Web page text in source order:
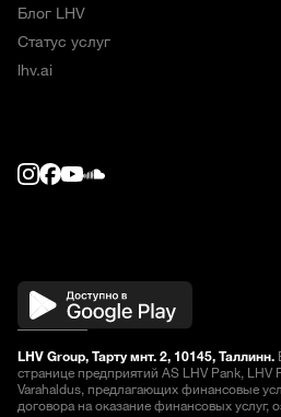
Блог LHV
Статус услуг
lhv.ai
LHV Group, Тарту мнт. 2, 10145, Таллинн.
странице предприятий AS LHV Pank, LHV
Varahaldus, предлагающих финансовые
договора на оказание финансовых услуг,